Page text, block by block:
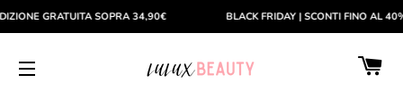
GRATUITA SOPRA 34,90€ BLACK FRIDAY | SCONTI FINO AL 40%